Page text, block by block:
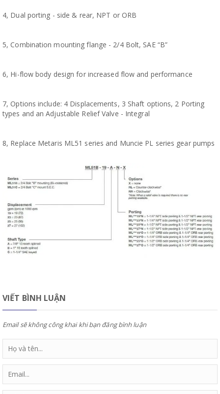
4, Dual porting - side & rear, NPT or ORB
5, Combination mounting flange - 2/4 Bolt, SAE “B”
6, Hi-flow body design for increased flow and performance
7, Options include: 4 Displacements, 3 Shaft options, 2 Porting
types and an Adjustable Relief Valve - Integral
8, Replace Metaris ML51 series and Muncie PL series gear pumps
VIẾT BÌNH LUẬN
Email sẽ không công khai khi bạn đăng bình luận